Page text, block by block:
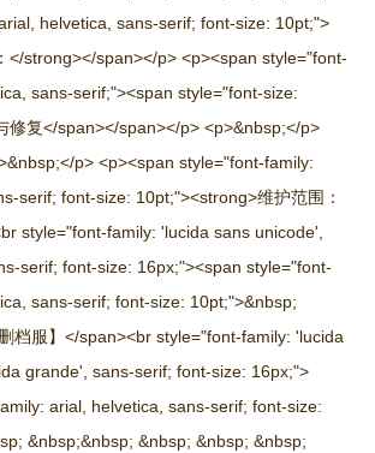
helvetica, sans-serif; font-size: 10pt;">
</strong></span></p> <p><span style="font-
sans-serif;"><span style="font-size:
修复</span></span></p> <p>&nbsp;</p>
p> <p><span style="font-family:
serif; font-size: 10pt;"><strong>维护范围：
style="font-family: 'lucida sans unicode',
serif; font-size: 16px;"><span style="font-
sans-serif; font-size: 10pt;">&nbsp;
档服】</span><br style="font-family: 'lucida
grande', sans-serif; font-size: 16px;">
arial, helvetica, sans-serif; font-size:
&nbsp;&nbsp; &nbsp; &nbsp; &nbsp;